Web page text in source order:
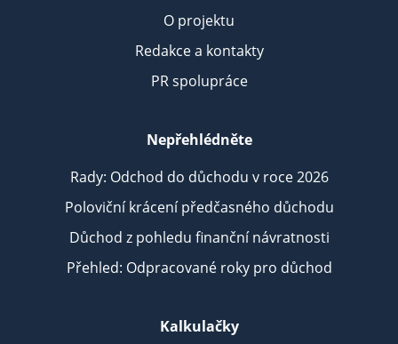
O projektu
Redakce a kontakty
PR spolupráce
Nepřehlédněte
Rady: Odchod do důchodu v roce 2026
Poloviční krácení předčasného důchodu
Důchod z pohledu finanční návratnosti
Přehled: Odpracované roky pro důchod
Kalkulačky